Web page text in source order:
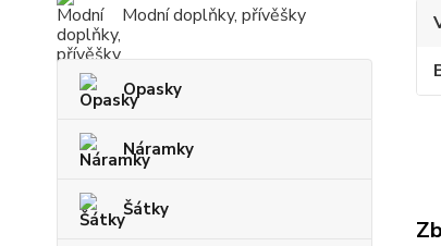
Modní doplňky, přívěšky
Opasky
Náramky
Šátky